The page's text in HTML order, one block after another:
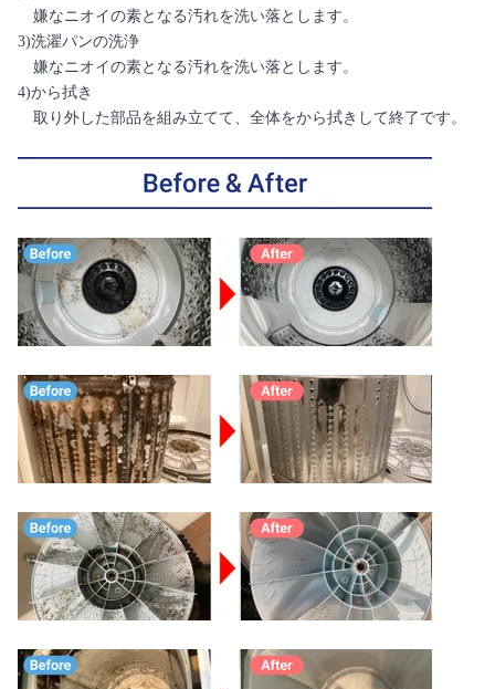
嫌なニオイの素となる汚れを洗い落とします。
3)洗濯パンの洗浄
嫌なニオイの素となる汚れを洗い落とします。
4)から拭き
取り外した部品を組み立てて、全体をから拭きして終了です。